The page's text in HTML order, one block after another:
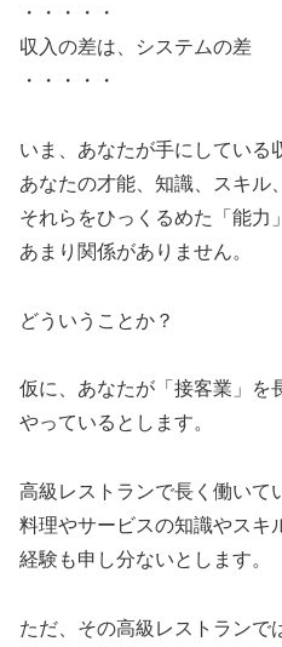
・・・・・
収入の差は、システムの差
・・・・・
いま、あなたが手にしている
あなたの才能、知識、スキル
それらをひっくるめた「能力
あまり関係がありません。
どういうことか？
仮に、あなたが「接客業」を
やっているとします。
高級レストランで長く働いて
料理やサービスの知識やスキ
経験も申し分ないとします。
ただ、その高級レストランで